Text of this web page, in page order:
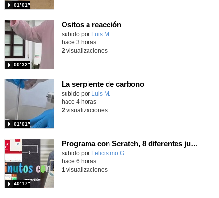
01′ 01″
Ositos a reacción
Contenido educativo.
subido por Luis M.
00′ 32″
hace 3 horas
2 visualizaciones
La serpiente de carbono
Contenido educativo.
subido por Luis M.
01′ 01″
hace 4 horas
2 visualizaciones
Programa con Scratch, 8 diferentes juegos para vivir la emoción de los partidos de España en el mundial 2026
Contenido educativo.
subido por Felicisimo G.
40′ 17″
hace 6 horas
1 visualizaciones